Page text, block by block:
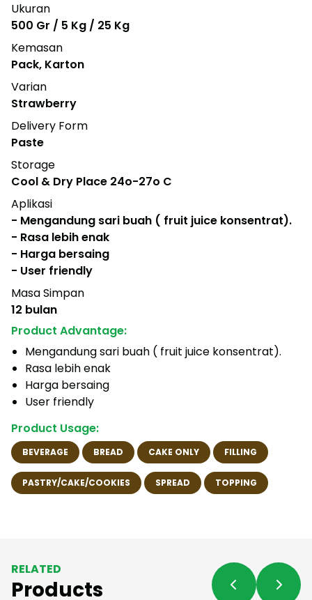
Ukuran
500 Gr / 5 Kg / 25 Kg
Kemasan
Pack, Karton
Varian
Strawberry
Delivery Form
Paste
Storage
Cool & Dry Place 24o-27o C
Aplikasi
- Mengandung sari buah ( fruit juice konsentrat).
- Rasa lebih enak
- Harga bersaing
- User friendly
Masa Simpan
12 bulan
Product Advantage:
Mengandung sari buah ( fruit juice konsentrat).
Rasa lebih enak
Harga bersaing
User friendly
Product Usage:
BEVERAGE BREAD CAKE ONLY FILLING
PASTRY/CAKE/COOKIES SPREAD TOPPING
RELATED
Products